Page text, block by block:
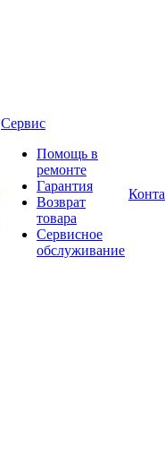
Сервис
Помощь в
ремонте
Гарантия
Возврат
товара
Сервисное
обслуживание